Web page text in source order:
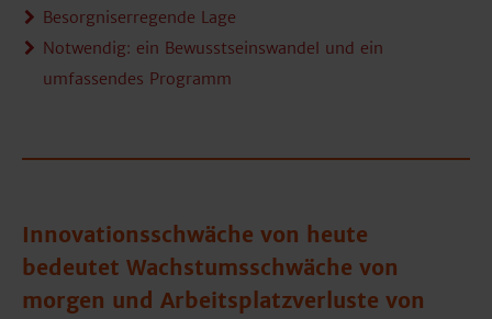
Besorgniserregende Lage
Notwendig: ein Bewusstseinswandel und ein
umfassendes Programm
Innovationsschwäche von heute
bedeutet Wachstumsschwäche von
morgen und Arbeitsplatzverluste von